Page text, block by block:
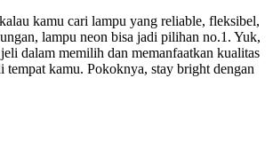
kamu cari lampu yang reliable, fleksibel,
lampu neon bisa jadi pilihan no.1. Yuk,
dalam memilih dan memanfaatkan kualitas
tempat kamu. Pokoknya, stay bright dengan